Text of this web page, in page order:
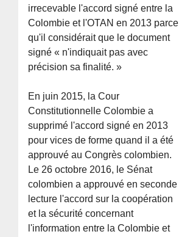
irrecevable l'accord signé entre la
Colombie et l'OTAN en 2013 parce
qu'il considérait que le document
signé « n'indiquait pas avec
précision sa finalité. »
En juin 2015, la Cour
Constitutionnelle Colombie a
supprimé l'accord signé en 2013
pour vices de forme quand il a été
approuvé au Congrès colombien.
Le 26 octobre 2016, le Sénat
colombien a approuvé en seconde
lecture l'accord sur la coopération
et la sécurité concernant
l'information entre la Colombie et